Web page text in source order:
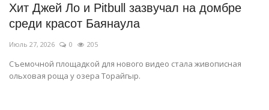
Хит Джей Ло и Pitbull зазвучал на домбре
среди красот Баянаула
Июль 27, 2026 0 205
Съемочной площадкой для нового видео стала живописная
ольховая роща у озера Торайгыр.